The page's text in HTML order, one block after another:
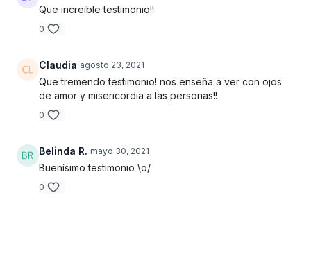
Que increíble testimonio!!
0
Claudia agosto 23, 2021
Que tremendo testimonio! nos enseña a ver con ojos
de amor y misericordia a las personas!!
0
Belinda R. mayo 30, 2021
Buenísimo testimonio \o/
0